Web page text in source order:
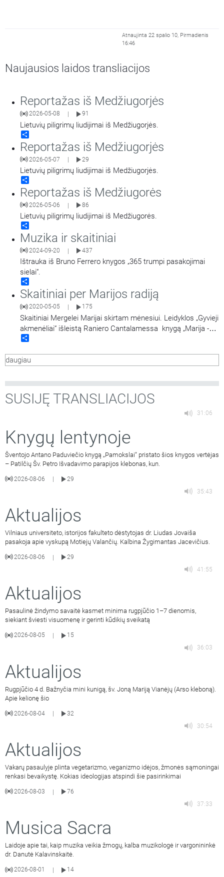
Atnaujinta 22 spalio 10, Pirmadienis
16:46
Naujausios laidos transliacijos
Reportažas iš Medžiugorjės
2026-05-08 91
Lietuvių piligrimų liudijimai iš Medžiugorjės.
Reportažas iš Medžiugorjės
2026-05-07 29
Lietuvių piligrimų liudijimai iš Medžiugorjės.
Reportažas iš Medžiugorės
2026-05-06 | 86
Lietuvių piligrimų liudijimai iš Medžiugorės.
Muzika ir skaitiniai
2024-09-20 | 437
Ištrauka iš Bruno Ferrero knygos „365 trumpi pasakojimai
sielai“.
Skaitiniai per Marijos radiją
2020-05-05 175
Skaitiniai Mergelei Marijai skirtam mėnesiui. Leidyklos „Gyvieji
akmenėliai“ išleistą Raniero Cantalamessa knygą „Marija -
Bažnyčios veidrodis“ skaito kunigas Nerijus Pipiras.
daugiau
SUSIJĘ TRANSLIACIJOS
31:06
Knygų lentynoje
Šventojo Antano Paduviečio knygą „Pamokslai“ pristato šios knygos vertėjas
– Patilčių Šv. Petro Išvadavimo parapijos klebonas, kun.
2026-08-06
29
35:43
Aktualijos
Vilniaus universiteto, istorijos fakulteto dėstytojas dr. Liudas Jovaiša
pasakoja apie vyskupą Motiejų Valančių. Kalbina Žygimantas Jacevičius.
2026-08-06 |
29
41:55
Aktualijos
Pasaulinė žindymo savaitė kasmet minima rugpjūčio 1–7 dienomis,
siekiant šviesti visuomenę ir gerinti kūdikių sveikatą
2026-08-05
15
36:03
Aktualijos
Rugpjūčio 4 d. Bažnyčia mini kunigą, šv. Joną Mariją Vianėjų (Arso kleboną).
Apie kelionę šio
2026-08-04
32
30:54
Aktualijos
Vakarų pasaulyje plinta vegetarizmo, veganizmo idėjos, žmonės sąmoningai
renkasi bevaikystę. Kokias ideologijas atspindi šie pasirinkimai
2026-08-03 |
76
37:33
Musica Sacra
Laidoje apie tai, kaip muzika veikia žmogų, kalba muzikologė ir vargonininkė
dr. Danutė Kalavinskaitė.
2026-08-01 14